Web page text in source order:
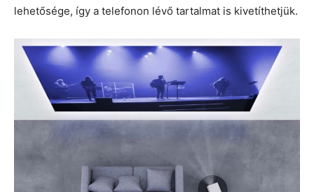
lehetősége, így a telefonon lévő tartalmat is kivetíthetjük.